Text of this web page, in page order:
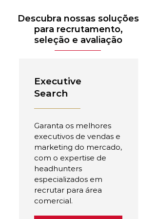
Descubra nossas soluções
para recrutamento,
seleção e avaliação
Executive
Search
Garanta os melhores
executivos de vendas e
marketing do mercado,
com o expertise de
headhunters
especializados em
recrutar para área
comercial.